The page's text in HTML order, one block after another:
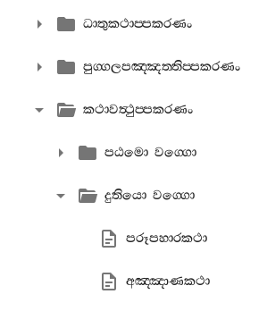
ධාතුකථාප‍්පකරණං
පුග‍්ගලපඤ‍්ඤත‍්තිප‍්පකරණං
කථාවත්‍ථුප‍්පකරණං
පඨමො වග‍්ගො
දුතියො වග‍්ගො
පරූපහාරකථා
අඤ‍්ඤාණකථා